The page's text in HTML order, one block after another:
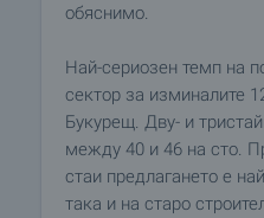
обяснимо.
Най-сериозен темп на
сектор за изминалите
Букурещ. Дву- и
между 40 и 46 на сто.
стаи предлагането е
така и на старо